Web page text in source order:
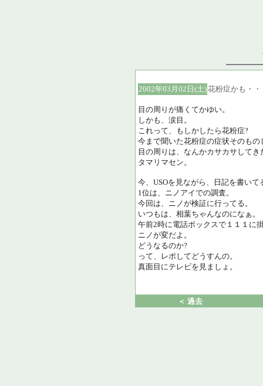
2002年03月02日(土)花粉症かも・・
目の周りが痛くてかゆい。
しかも、涙目。
これって、もしかしたら花粉症?
今まで聞いた花粉症の症状そのもの
目の周りは、なんかカサカサしてき
タマリマセン。
今、USOを見ながら、日記を書いて
1位は、ニノアイでの調査。
今回は、ニノが検証に行ってる。
いつもは、相葉ちゃんなのになぁ。
午前2時に電話ボックスで１１１に
ニノが変だよ。
どうなるのか?
って、レポしてどうすんの。
真面目にテレビを見ましょ。
＜ 過去